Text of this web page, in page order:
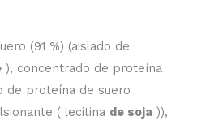
(91 %) (aislado de
), concentrado de proteína
de proteína de suero
( lecitina de soja )),